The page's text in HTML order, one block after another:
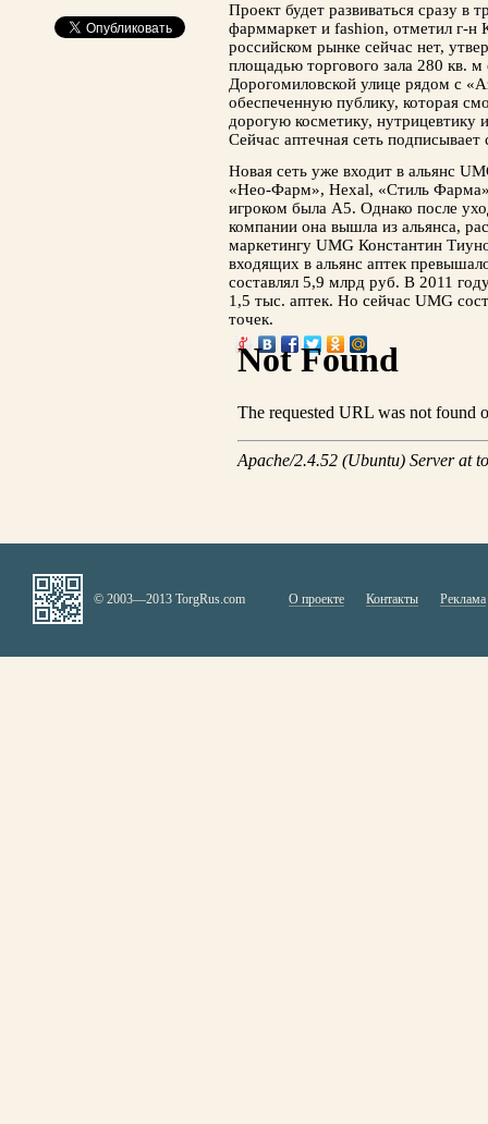
Проект будет развиваться сразу в
фарммаркет и fashion, отметил г-н
российском рынке сейчас нет,
площадью торгового зала 280 кв.
Дорогомиловской улице рядом с
обеспеченную публику, которая
дорогую косметику, нутрицевтику
Сейчас аптечная сеть
Новая сеть уже входит в альянс
«Нео-Фарм», Hexal, «Стиль
игроком была А5. Однако после
компании она вышла из альянса,
маркетингу UMG Константин
входящих в альянс аптек
составлял 5,9 млрд руб. В 2011
1,5 тыс. аптек. Но сейчас UMG
точек.
© 2003—2013 TorgRus.com О проекте Контакты Реклама